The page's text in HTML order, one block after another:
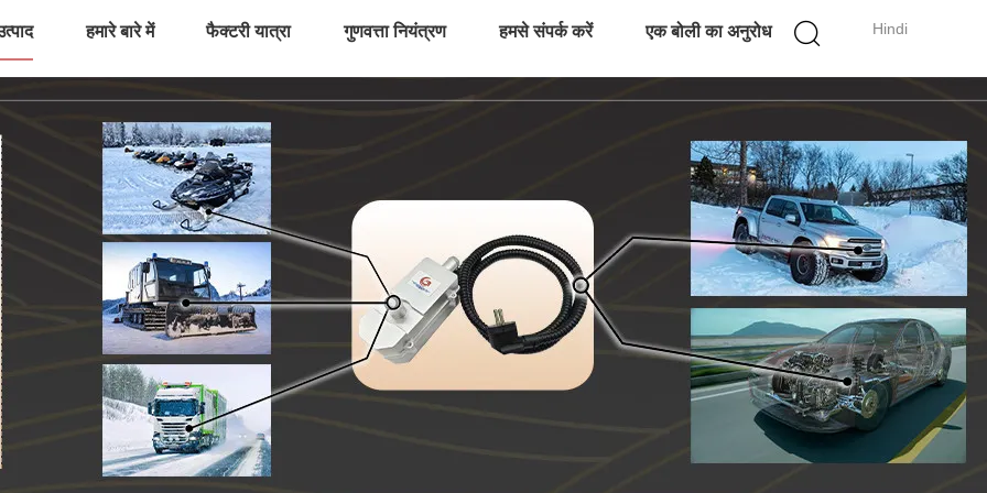
Hindi
हमारे बारे में फैक्टरी यात्रा गुणवत्ता नियंत्रण हमसे संपर्क करें एक बोली का अनुरोध